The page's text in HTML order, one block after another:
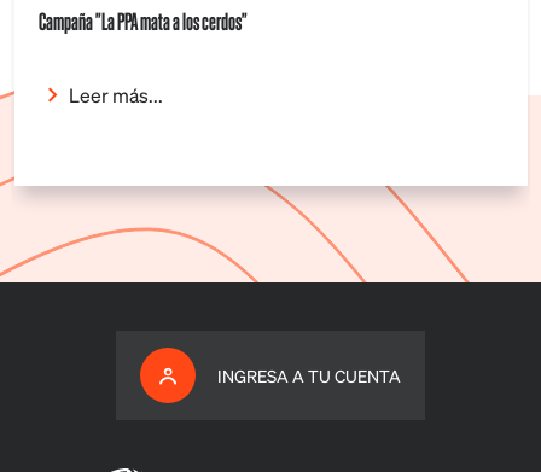
Campaña "La PPA mata a los cerdos"
Leer más...
INGRESA A TU CUENTA